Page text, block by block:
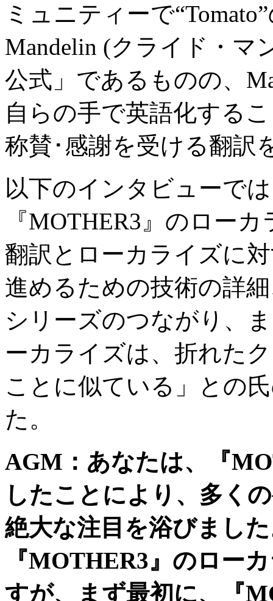
ミュニティーで“Tomato
Mandelin (クライド・マ
公式」であるものの、
自らの手で英語化する
称賛･感謝を受ける翻訳
以下のインタビューで
『MOTHER3 』のロー
翻訳とローカライズに
進めるための技術の詳
シリーズのつながり、
ーカライズは、折れた
ことに似ている」との
た。
AGM ：あなたは、『
したことにより、多く
絶大な注目を浴びまし
『MOTHER3』のロー
すが、まず最初に、『